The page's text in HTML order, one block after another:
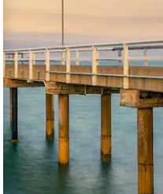
nedåtpilarna eller utforska